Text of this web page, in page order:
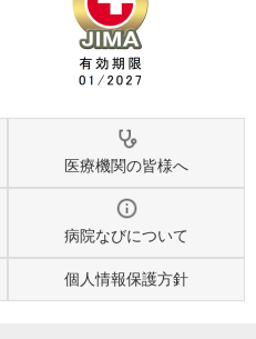
医療機関の皆様へ
病院なびについて
個人情報保護方針